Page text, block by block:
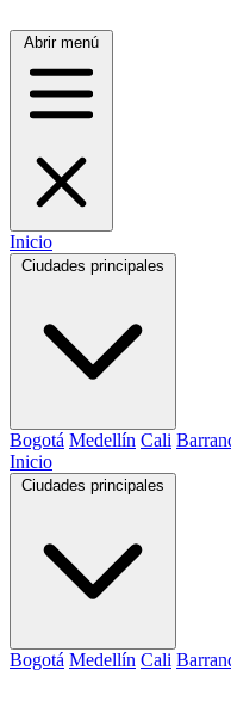
Abrir menú
Inicio
Bogotá Medellín Cali
Inicio
Bogotá Medellín Cali